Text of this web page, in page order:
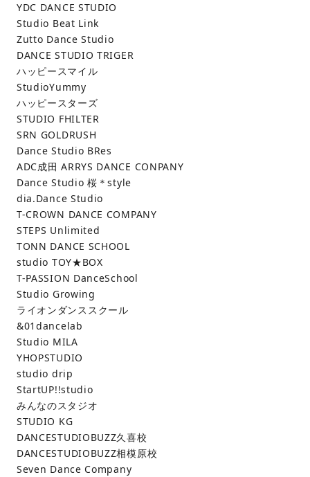
YDC DANCE STUDIO
Studio Beat Link
Zutto Dance Studio
DANCE STUDIO TRIGER
ハッピースマイル
StudioYummy
ハッピースターズ
STUDIO FHILTER
SRN GOLDRUSH
Dance Studio BRes
ADC成田 ARRYS DANCE CONPANY
Dance Studio 桜＊style
dia.Dance Studio
T-CROWN DANCE COMPANY
STEPS Unlimited
TONN DANCE SCHOOL
studio TOY★BOX
T-PASSION DanceSchool
Studio Growing
ライオンダンススクール
&01dancelab
Studio MILA
YHOPSTUDIO
studio drip
StartUP!!studio
みんなのスタジオ
STUDIO KG
DANCESTUDIOBUZZ久喜校
DANCESTUDIOBUZZ相模原校
Seven Dance Company